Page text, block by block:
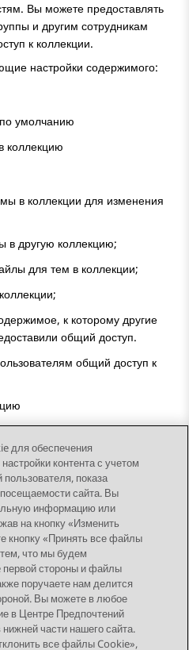
Вы можете предоставлять
и другим сотрудникам
к коллекции.
настройки содержимого:
умолчанию
коллекцию
в коллекции для изменения
в другую коллекцию;
для тем в коллекции;
к которому другие
общий доступ.
общий доступ к
Следующая тема
для обеспечения
контента с учетом
показа
сайта. Вы
информацию или
на кнопку «Изменить
кнопку «Принять все файлы
что мы будем
стороны и файлы
поручаете нам делится
Вы можете в любое
в Центре Предпочтений
части нашего сайта.
все файлы Cookie»,